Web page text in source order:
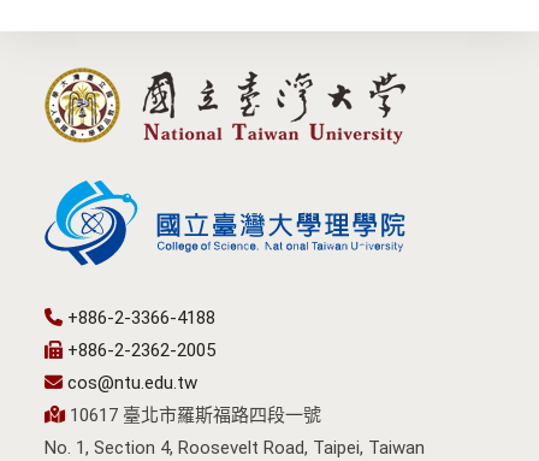
+886-2-3366-4188
+886-2-2362-2005
cos@ntu.edu.tw
10617 臺北市羅斯福路四段一號
No. 1, Section 4, Roosevelt Road, Taipei, Taiwan